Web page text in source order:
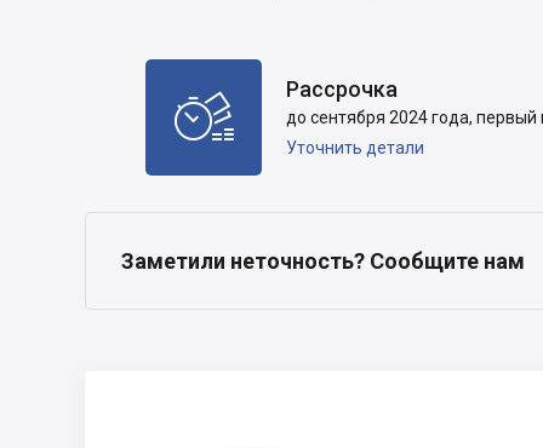

Рассрочка
до сентября 2024 года, первый
Уточнить детали
Заметили неточность? Сообщите нам